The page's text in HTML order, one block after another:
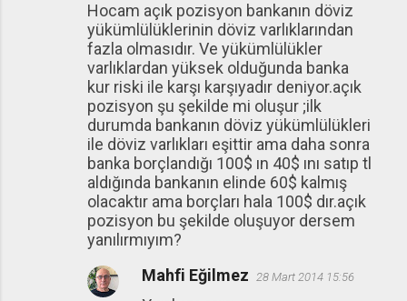
Hocam açık pozisyon bankanın döviz
yükümlülüklerinin döviz varlıklarından
fazla olmasıdır. Ve yükümlülükler
varlıklardan yüksek olduğunda banka
kur riski ile karşı karşıyadır deniyor.açık
pozisyon şu şekilde mi oluşur ;ilk
durumda bankanın döviz yükümlülükleri
ile döviz varlıkları eşittir ama daha sonra
banka borçlandığı 100$ ın 40$ ını satıp tl
aldığında bankanın elinde 60$ kalmış
olacaktır ama borçları hala 100$ dır.açık
pozisyon bu şekilde oluşuyor dersem
yanılırmıyım?
Mahfi Eğilmez 28 Mart 2014 15:56